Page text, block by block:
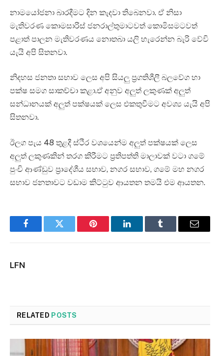
නාමයෝජනා බාරදීමට දින කැදවා තිබෙනවා. ඒ නිසා
මැතිවරණ කොමසාරිස් ජනරාල්තුමාටවත් කොමිසමටවත්
පළාත් පාලන මැතිවරණය නොතබා යලි හැරෙන්න බැරි වේවි
යැයි අපි සිතනවා.
නිදහස ජනතා සභාව ලෙස අපි සියලු ප්‍රගතිශීලී බලවේග හා
පක්ෂ සමග සාකච්චා කළා.ඒ අනුව අලුත් ලකුණක් අලුත්
සන්ධානයක් අලුත් පක්ෂයක් ලෙස එකතුවීමට අවශ්‍ය යැයි අපි
සිතනවා.
ඊලග පැය 48 තුළදී ස්ථිර වශයෙන්ම අලුත් පක්ෂයක් ලෙස
අලුත් ලකුණකින් තරග කිරීමට ප්‍රතිපත්ති මාලාවක් වටා ගමේ
පුංචි ආණ්ඩුව ප්‍රාදේශීය සභාව, නගර සභාව, ගමේ මහ නගර
සභාව ජනතාවට වඩාම කිට්ටුව ආයතන තමයි එම ආයතන.
FacebookTwitter Pinterest LinkedInTumblr Email
LFN
RELATED POSTS